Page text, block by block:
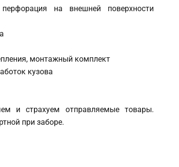
перфорация на внешней поверхности
монтажный комплект
кузова
и страхуем отправляемые товары.
при заборе.